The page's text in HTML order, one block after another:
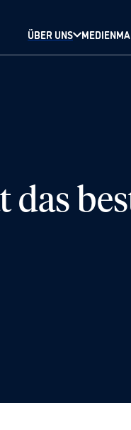
ÜBER UNS
das